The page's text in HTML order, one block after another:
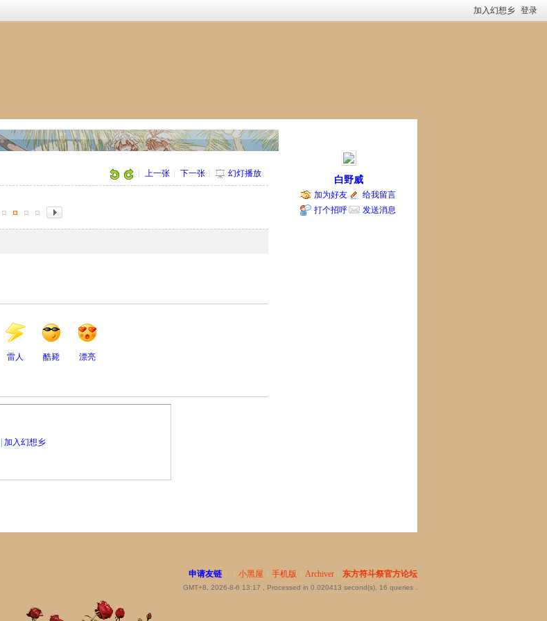
加入幻想乡 登录
上一张 下一张 幻灯播放
雷人 酷毙 漂亮
加入幻想乡
白野威
加为好友
给我留言
打个招呼
发送消息
申请友链 小黑屋 手机版 Archiver 东方符斗祭官方论坛
GMT+8, 2026-8-6 13:17 , Processed in 0.020413 second(s), 16 queries .